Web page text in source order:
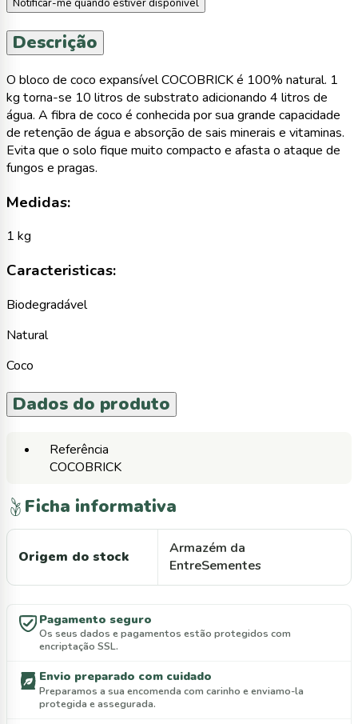
Notificar-me quando estiver disponível
Descrição
O bloco de coco expansível COCOBRICK é 100% natural. 1
kg torna-se 10 litros de substrato adicionando 4 litros de
água. A fibra de coco é conhecida por sua grande capacidade
de retenção de água e absorção de sais minerais e vitaminas.
Evita que o solo fique muito compacto e afasta o ataque de
fungos e pragas.
Medidas:
1 kg
Caracteristicas:
Biodegradável
Natural
Coco
Dados do produto
Referência
COCOBRICK
Ficha informativa
Origem do stock
Armazém da
EntreSementes
Pagamento seguro
Os seus dados e pagamentos estão protegidos com
encriptação SSL.
Envio preparado com cuidado
Preparamos a sua encomenda com carinho e enviamo-la
protegida e assegurada.